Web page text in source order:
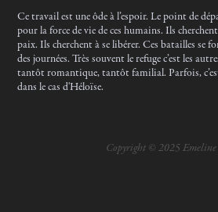
Ce travail est une ôde à l’espoir. Lepoint de
pour la force de vie de ces humains. Ils
paix. Ils cherchent à se libérer. Ces batailles se
des journées. Très souvent le refuge c’est les
tantôt romantique, tantôt familial. Parfois,
dans le cas d'Héloïse.
Copyright © 2025 Emeline